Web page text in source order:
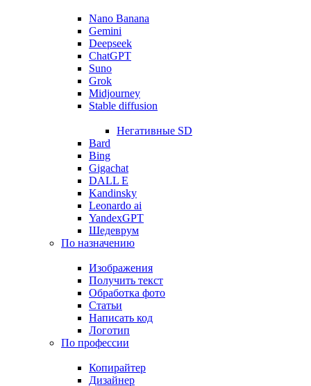
Nano Banana
Gemini
Deepseek
ChatGPT
Suno
Grok
Midjourney
Stable diffusion
Негативные SD
Bard
Bing
Gigachat
DALL E
Kandinsky
Leonardo ai
YandexGPT
Шедеврум
По назначению
Изображения
Получить текст
Обработка фото
Статьи
Написать код
Логотип
По профессии
Копирайтер
Дизайнер